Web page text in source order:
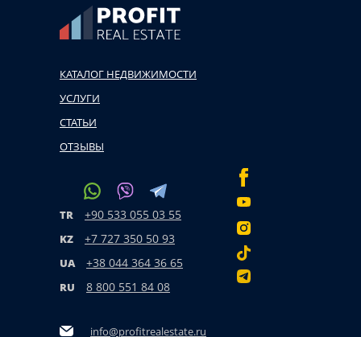
КАТАЛОГ НЕДВИЖИМОСТИ
УСЛУГИ
СТАТЬИ
ОТЗЫВЫ
TR +90 533 055 03 55
KZ +7 727 350 50 93
UA +38 044 364 36 65
RU 8 800 551 84 08
info@profitrealestate.ru